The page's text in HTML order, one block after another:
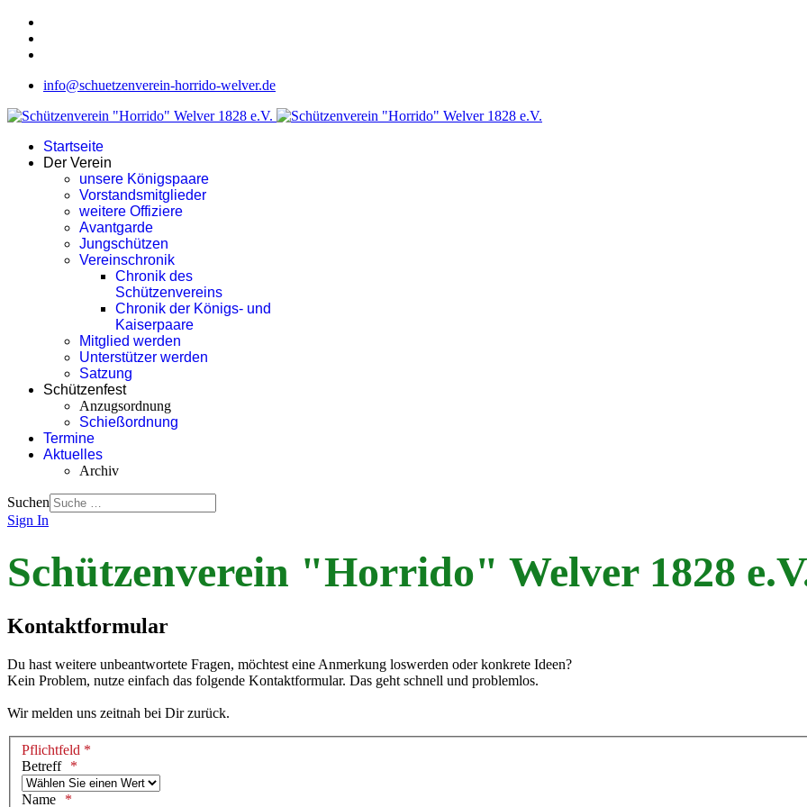
info@schuetzenverein-horrido-welver.de
Startseite
Der Verein
unsere Königspaare
Vorstandsmitglieder
weitere Offiziere
Avantgarde
Jungschützen
Vereinschronik
Chronik des
Schützenvereins
Chronik der Königs- und
Kaiserpaare
Mitglied werden
Unterstützer werden
Satzung
Schützenfest
Anzugsordnung
Schießordnung
Termine
Aktuelles
Archiv
Suchen
Sign In
Schützenverein "Horrido" Welver 1828
Kontaktformular
Du hast weitere unbeantwortete Fragen, möchtest eine Anmerkung loswerden oder konkrete Ideen?
Kein Problem, nutze einfach das folgende Kontaktformular. Das geht schnell und problemlos.
Wir melden uns zeitnah bei Dir zurück.
Pflichtfeld *
Betreff
Name